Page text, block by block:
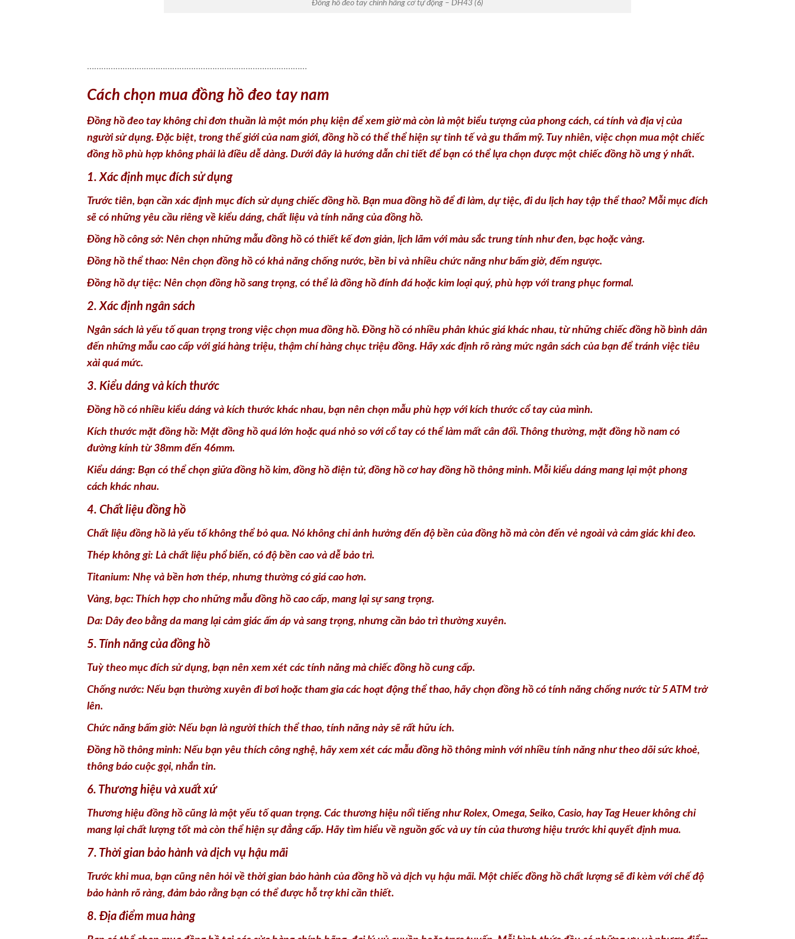
Đồng hồ đeo tay chính hãng cơ tự động – DH43 (6)
…………………………………………………………………………………
Cách chọn mua đồng hồ đeo tay nam
Đồng hồ đeo tay không chỉ đơn thuần là một món phụ kiện để xem giờ mà còn là một biểu tượng của phong cách, cá tính và địa vị của
người sử dụng. Đặc biệt, trong thế giới của nam giới, đồng hồ có thể thể hiện sự tinh tế và gu thẩm mỹ. Tuy nhiên, việc chọn mua một chiếc
đồng hồ phù hợp không phải là điều dễ dàng. Dưới đây là hướng dẫn chi tiết để bạn có thể lựa chọn được một chiếc đồng hồ ưng ý nhất.
1. Xác định mục đích sử dụng
Trước tiên, bạn cần xác định mục đích sử dụng chiếc đồng hồ. Bạn mua đồng hồ để đi làm, dự tiệc, đi du lịch hay tập thể thao? Mỗi mục đích
sẽ có những yêu cầu riêng về kiểu dáng, chất liệu và tính năng của đồng hồ.
Đồng hồ công sở: Nên chọn những mẫu đồng hồ có thiết kế đơn giản, lịch lãm với màu sắc trung tính như đen, bạc hoặc vàng.
Đồng hồ thể thao: Nên chọn đồng hồ có khả năng chống nước, bền bỉ và nhiều chức năng như bấm giờ, đếm ngược.
Đồng hồ dự tiệc: Nên chọn đồng hồ sang trọng, có thể là đồng hồ đính đá hoặc kim loại quý, phù hợp với trang phục formal.
2. Xác định ngân sách
Ngân sách là yếu tố quan trọng trong việc chọn mua đồng hồ. Đồng hồ có nhiều phân khúc giá khác nhau, từ những chiếc đồng hồ bình dân
đến những mẫu cao cấp với giá hàng triệu, thậm chí hàng chục triệu đồng. Hãy xác định rõ ràng mức ngân sách của bạn để tránh việc tiêu
xài quá mức.
3. Kiểu dáng và kích thước
Đồng hồ có nhiều kiểu dáng và kích thước khác nhau, bạn nên chọn mẫu phù hợp với kích thước cổ tay của mình.
Kích thước mặt đồng hồ: Mặt đồng hồ quá lớn hoặc quá nhỏ so với cổ tay có thể làm mất cân đối. Thông thường, mặt đồng hồ nam có
đường kính từ 38mm đến 46mm.
Kiểu dáng: Bạn có thể chọn giữa đồng hồ kim, đồng hồ điện tử, đồng hồ cơ hay đồng hồ thông minh. Mỗi kiểu dáng mang lại một phong
cách khác nhau.
4. Chất liệu đồng hồ
Chất liệu đồng hồ là yếu tố không thể bỏ qua. Nó không chỉ ảnh hưởng đến độ bền của đồng hồ mà còn đến vẻ ngoài và cảm giác khi đeo.
Thép không gỉ: Là chất liệu phổ biến, có độ bền cao và dễ bảo trì.
Titanium: Nhẹ và bền hơn thép, nhưng thường có giá cao hơn.
Vàng, bạc: Thích hợp cho những mẫu đồng hồ cao cấp, mang lại sự sang trọng.
Da: Dây đeo bằng da mang lại cảm giác ấm áp và sang trọng, nhưng cần bảo trì thường xuyên.
5. Tính năng của đồng hồ
Tuỳ theo mục đích sử dụng, bạn nên xem xét các tính năng mà chiếc đồng hồ cung cấp.
Chống nước: Nếu bạn thường xuyên đi bơi hoặc tham gia các hoạt động thể thao, hãy chọn đồng hồ có tính năng chống nước từ 5 ATM trở
lên.
Chức năng bấm giờ: Nếu bạn là người thích thể thao, tính năng này sẽ rất hữu ích.
Đồng hồ thông minh: Nếu bạn yêu thích công nghệ, hãy xem xét các mẫu đồng hồ thông minh với nhiều tính năng như theo dõi sức khoẻ,
thông báo cuộc gọi, nhắn tin.
6. Thương hiệu và xuất xứ
Thương hiệu đồng hồ cũng là một yếu tố quan trọng. Các thương hiệu nổi tiếng như Rolex, Omega, Seiko, Casio, hay Tag Heuer không chỉ
mang lại chất lượng tốt mà còn thể hiện sự đẳng cấp. Hãy tìm hiểu về nguồn gốc và uy tín của thương hiệu trước khi quyết định mua.
7. Thời gian bảo hành và dịch vụ hậu mãi
Trước khi mua, bạn cũng nên hỏi về thời gian bảo hành của đồng hồ và dịch vụ hậu mãi. Một chiếc đồng hồ chất lượng sẽ đi kèm với chế độ
bảo hành rõ ràng, đảm bảo rằng bạn có thể được hỗ trợ khi cần thiết.
8. Địa điểm mua hàng